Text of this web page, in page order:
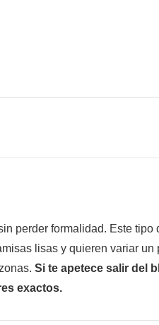
perder formalidad. Este tipo
lisas y quieren variar
Si te apetece salir del
exactos.